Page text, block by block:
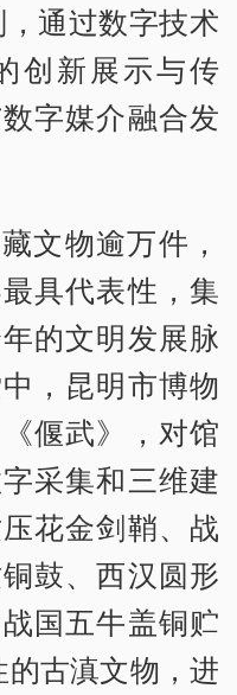
通过数字技术
创新展示与传
字媒介融合发
文物逾万件，
具代表性，集
的文明发展脉
，昆明市博物
偃武》，对馆
采集和三维建
花金剑鞘、战
鼓、西汉圆形
国五牛盖铜贮
古滇文物，进